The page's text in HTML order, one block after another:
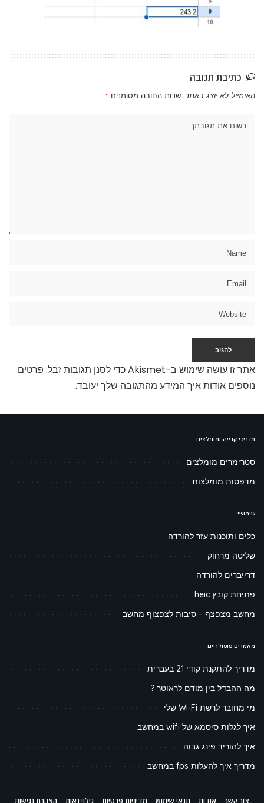
כתיבת תגובה
האימייל לא יוצג באתר. שדות החובה מסומנים *
אתר זו עושה שימוש ב-Akismet כדי לסנן תגובות זבל.
פרטים
נוספים אודות איך המידע מהתגובה שלך יעובד.
מדריכי קנייה ומומלצים
סטרימרים מומלצים
מדפסות מומלצות
שימושי
כלים ותוכנות עזר להורדה
שליטה מרחוק
דרייברים להורדה
פתיחת קובץ heic
מחשב מצפצף – סיבות לצפצוף מחשב
מאמרים פופולריים
מדריך להתקנת קודי 21 בעברית
מה ההבדל בין מודם לראוטר ?
מי מחובר לרשת Wi-Fi שלי
איך לגלות סיסמא של wifi במחשב
איך להוריד פינג גבוה
מדריך איך להעלות fps במחשב
צור קשר אודות תנאי שימוש מדיניות פרטיות גילוי נאות הצהרת נגישות